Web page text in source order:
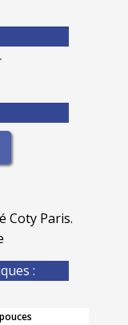
Coty Paris.
: